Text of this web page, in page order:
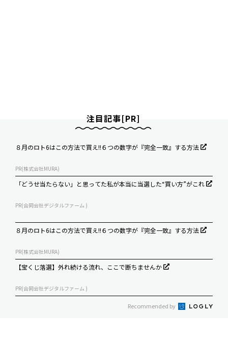
注目記事[PR]
８月のロト6はこの方法で買え!!６つの数字が『完全一致』する方法
PR(株式会社MURA)
「どうせ当たらない」と思ってた私が本当に当選した“買い方”がこれ
PR(合同会社デジタルファーム )
８月のロト6はこの方法で買え!!６つの数字が『完全一致』する方法
PR(株式会社MURA)
【宝くじ落選】外れ続ける流れ、ここで断ちませんか
PR(合同会社デジタルファーム )
Recommended by